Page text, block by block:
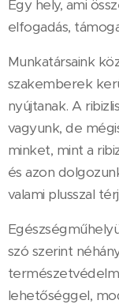
Egy hely, ami
elfogadás,
Munkatársaink
szakemberek
nyújtanak. A
vagyunk, de
minket, mint a
és azon
valami plusszal
szó szerint
lehetőséggel,